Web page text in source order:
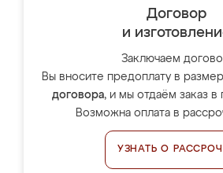
Договор
и
Заключаем
Вы вносите предоплату в
договора, и мы отдаём заказ в
Возможна оплата в
УЗНАТЬ О